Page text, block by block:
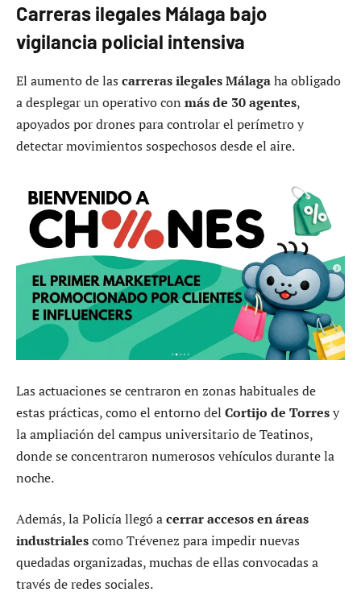
Carreras ilegales Málaga bajo
vigilancia policial intensiva
El aumento de las carreras ilegales Málagaha obligado
a desplegar un operativo con más de 30 agentes,
apoyados por drones para controlar el perímetro y
detectar movimientos sospechosos desde el aire.
Las actuaciones se centraron en zonas habituales de
estas prácticas, como el entorno del Cortijo de Torresy
la ampliación del campus universitario de Teatinos,
donde se concentraron numerosos vehículos durante la
noche.
Además, la Policía llegó acerrar accesos en áreas
industrialescomo Trévenez para impedir nuevas
quedadas organizadas, muchas de ellas convocadas a
través de redes sociales.